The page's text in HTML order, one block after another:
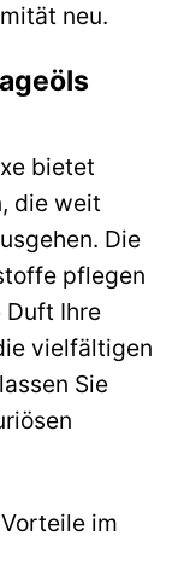
neu.
bietet
die weit
Die
pflegen
Duft Ihre
vielfältigen
Sie
im